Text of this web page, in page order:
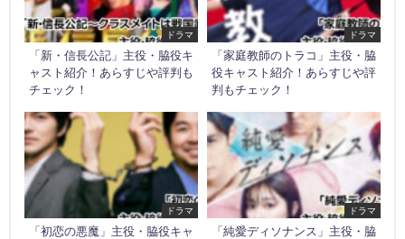
ドラマ
「新・信長公記」主役・脇役キ
ャスト紹介！あらすじや評判も
チェック！
ドラマ
「家庭教師のトラコ」主役・脇
役キャスト紹介！あらすじや評
判もチェック！
ドラマ
「初恋の悪魔」主役・脇役キャ
ドラマ
「純愛ディソナンス」主役・脇